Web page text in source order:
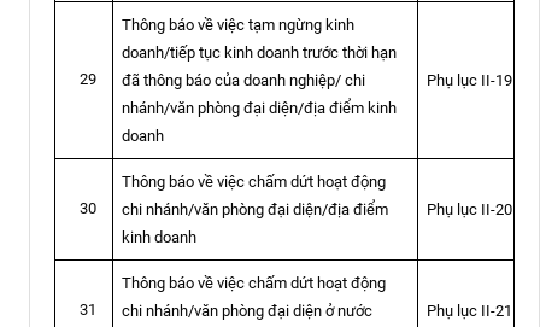
29
Thông báo về việc tạm ngừng kinh
doanh/tiếp tục kinh doanh trước thời hạn
đã thông báo của doanh nghiệp/ chi
nhánh/văn phòng đại diện/địa điểm kinh
doanh
Phụ lục II-19
30
Thông báo về việc chấm dứt hoạt động
chi nhánh/văn phòng đại diện/địa điểm
kinh doanh
Phụ lục II-20
31
Thông báo về việc chấm dứt hoạt động
chi nhánh/văn phòng đại diện ở nước
Phụ lục II-21